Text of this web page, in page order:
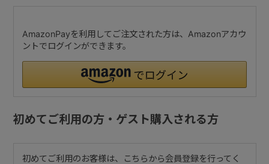
AmazonPayを利用してご注文された方は、Amazonアカウ
ントでログインができます。
初めてご利用の方・ゲスト購入される方
初めてご利用のお客様は、こちらから会員登録を行ってく